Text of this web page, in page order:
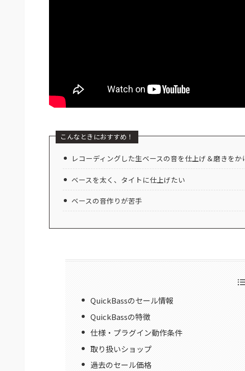
こんなときにおすすめ！
レコーディングした生ベースの音を仕上げ＆磨きをか
ベースを太く、タイトに仕上げたい
ベースの音作りが苦手
QuickBassのセール情報
QuickBassの特徴
仕様・プラグイン動作条件
取り扱いショップ
過去のセール価格